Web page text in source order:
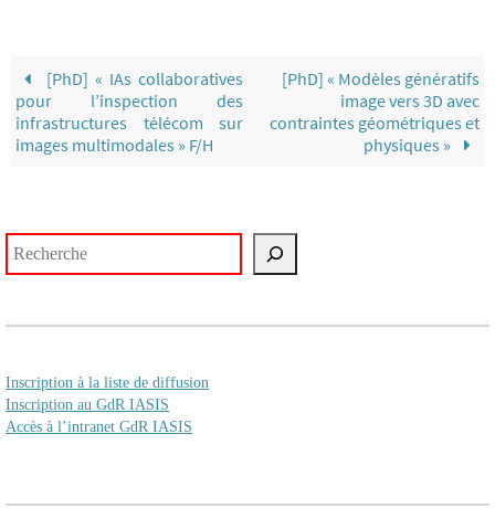
[PhD] « IAs collaboratives
pour l’inspection des
infrastructures télécom sur
images multimodales » F/H
[PhD] « Modèles génératifs
image vers 3D avec
contraintes géométriques et
physiques »
Inscription à la liste de diffusion
Inscription au GdR IASIS
Accès à l’intranet GdR IASIS